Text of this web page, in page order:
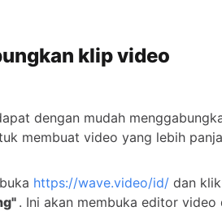
klip video
dengan mudah
membuat video yang lebih
https://wave.video/id/ dan
. Ini akan membuka editor